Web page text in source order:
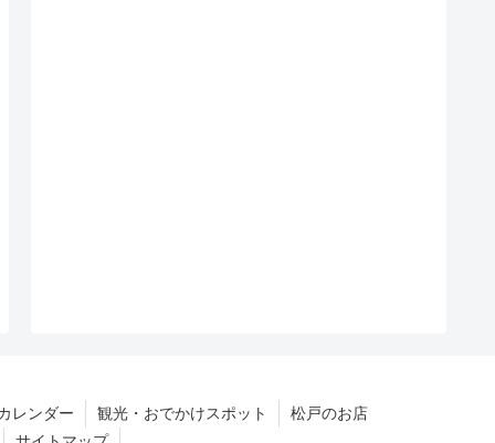
レンダー 観光・おでかけスポット
松戸のお店